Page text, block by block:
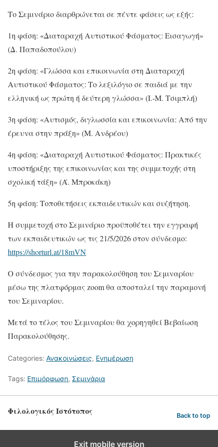
Το Σεμινάριο διαρθρώνεται σε πέντε φάσεις ως εξής:
1η φάση: «Διαταραχή Αυτιστικού Φάσματος: Εισαγωγή»
(Δ. Παπαδοπούλου)
2η φάση: «Γλώσσα και επικοινωνία στη Διαταραχή
Αυτιστικού Φάσματος: Tο λεξιλόγιο σε παιδιά με την
ελληνική ως πρώτη ή δεύτερη γλώσσα» (Ι.-Μ. Τσιμπλή)
3η φάση: «Αυτισμός, διγλωσσία και επικοινωνία: Από την
έρευνα στην πράξη» (Μ. Ανδρέου)
4η φάση: «Διαταραχή Αυτιστικού Φάσματος: Πρακτικές
υποστήριξης της επικοινωνίας και της συμμετοχής στη
σχολική τάξη» (Ά. Μπροκάκη)
5η φάση: Τοποθετήσεις εκπαιδευτικών και συζήτηση.
Η συμμετοχή στο Σεμινάριο προϋποθέτει την εγγραφή
των εκπαιδευτικών ως τις 21/5/2026 στον σύνδεσμο:
https://shorturl.at/18mVN
Ο σύνδεσμος για την παρακολούθηση του Σεμιναρίου
μέσω της πλατφόρμας zoom θα αποσταλεί την παραμονή
του Σεμιναρίου.
Μετά το τέλος του Σεμιναρίου θα χορηγηθεί Βεβαίωση
Παρακολούθησης.
Categories: Ανακοινώσεις, Ενημέρωση
Tags: Επιμόρφωση, Σεμινάρια
Φιλολογικός Ιστότοπος Back to top
Exit mobile version